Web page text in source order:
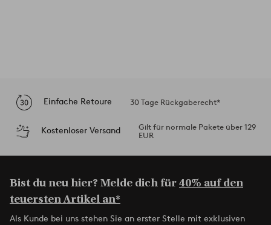
Einfache Retoure 30 Tage Rückgaberecht*
Kostenloser Versand
Gilt für normale Pakete über 129
EUR
Bist du neu hier? Melde dich für40% auf den
teuersten Artikel an*
Als Kunde bei uns stehen Sie an erster Stelle mit exklusiven